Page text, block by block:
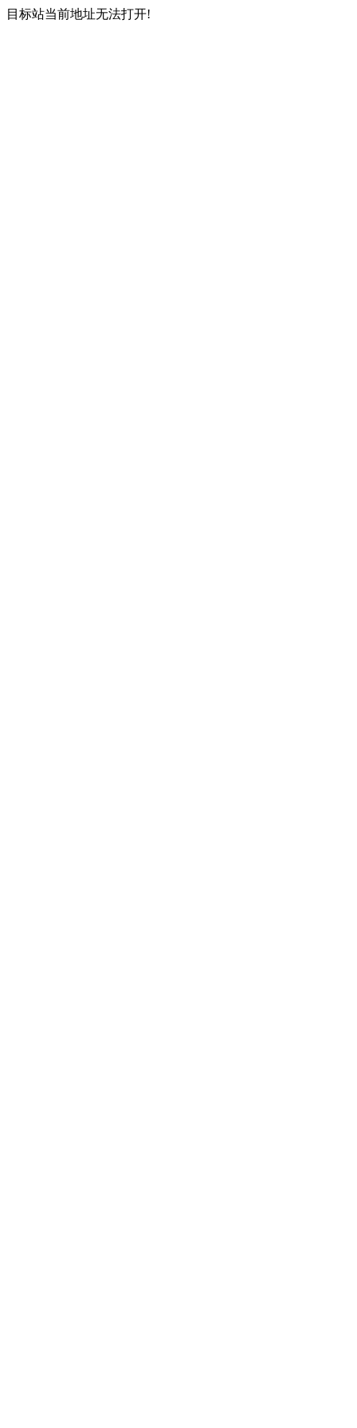
目标站当前地址无法打开!